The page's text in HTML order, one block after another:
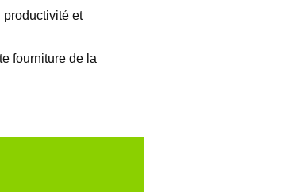
et
fourniture de la